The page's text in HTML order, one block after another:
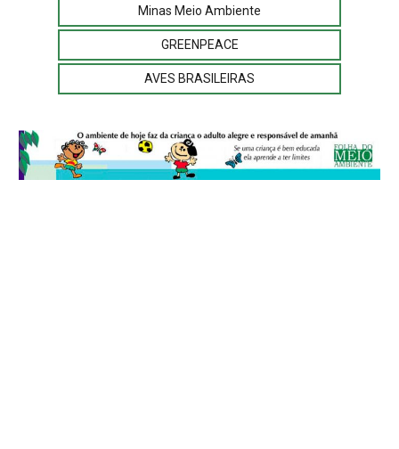
Minas Meio Ambiente
GREENPEACE
AVES BRASILEIRAS